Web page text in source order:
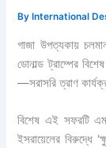
By International
গাজা উপত্যকায়
ডোনাল্ড ট্রাম্পের
—সরাসরি ত্রাণ
বিশেষ এই সফরটি
ইসরায়েলের বিরুদ্ধে